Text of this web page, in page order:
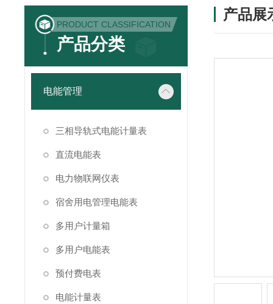
PRODUCT CLASSIFICATION
产品分类
电能管理
三相导轨式电能计量表
直流电能表
电力物联网仪表
宿舍用电管理电能表
多用户计量箱
多用户电能表
预付费电表
电能计量表
产品展